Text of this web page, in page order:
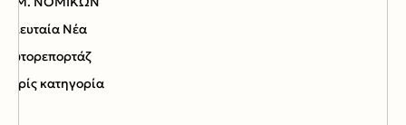
Τελευταία Νέα
Φωτορεπορτάζ
Χωρίς κατηγορία